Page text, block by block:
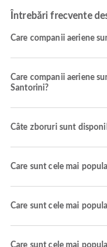
Întrebări frecvente
Care companii aeriene
Care companii aeriene
Santorini?
Câte zboruri sunt
Care sunt cele mai
Care sunt cele mai
Care sunt cele mai